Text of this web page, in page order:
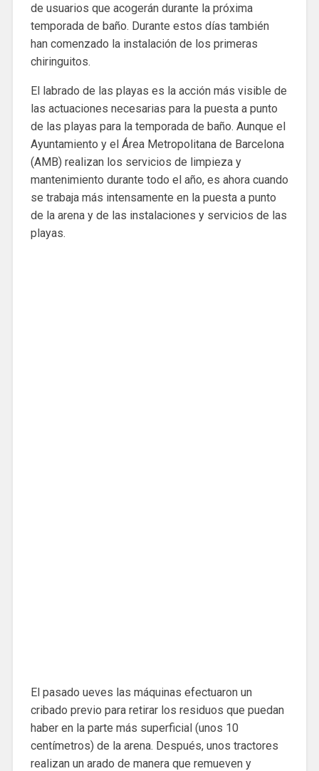
de usuarios que acogerán durante la próxima
temporada de baño. Durante estos días también
han comenzado la instalación de los primeras
chiringuitos.
El labrado de las playas es la acción más visible de
las actuaciones necesarias para la puesta a punto
de las playas para la temporada de baño. Aunque el
Ayuntamiento y el Área Metropolitana de Barcelona
(AMB) realizan los servicios de limpieza y
mantenimiento durante todo el año, es ahora cuando
se trabaja más intensamente en la puesta a punto
de la arena y de las instalaciones y servicios de las
playas.
El pasado ueves las máquinas efectuaron un
cribado previo para retirar los residuos que puedan
haber en la parte más superficial (unos 10
centímetros) de la arena. Después, unos tractores
realizan un arado de manera que remueven y